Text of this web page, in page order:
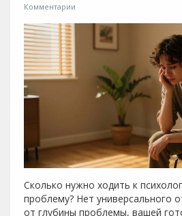
Комментарии
Сколько нужно ходить к
проблему? Нет универсального
от глубины проблемы, вашей